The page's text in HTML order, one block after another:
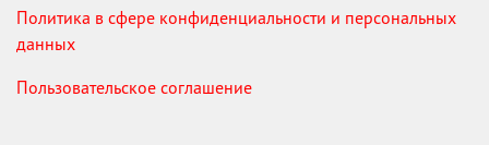
Политика в сфере конфиденциальности и персональных
данных
Пользовательское соглашение